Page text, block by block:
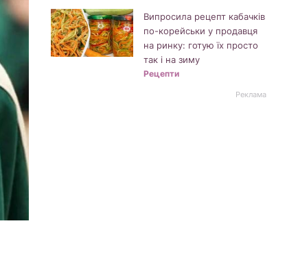
Випросила рецепт кабачків
по-корейськи у продавця
на ринку: готую їх просто
так і на зиму
Рецепти
Реклама